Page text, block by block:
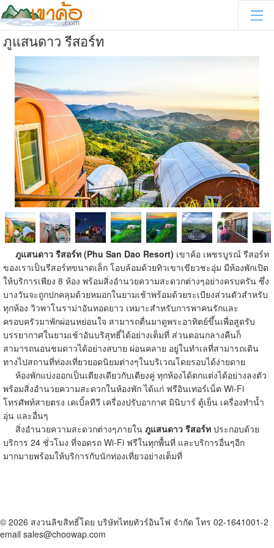
ภูแสนดาว รีสอร์ท
ภูแสนดาว รีสอร์ท (Phu San Dao Resort) เขาค้อ เพชรบูรณ์ รีสอร์ท
ของเราเป็นรีสอร์ทขนาดเล็ก โอบล้อมด้วยทิวเขาเขียวชะอุ่ม มีห้องพักเปิด
ให้บริการเพียง 8 ห้อง พร้อมสิ่งอำนวยความสะดวกต่างๆอย่างครบครัน ซึ่ง
บางวันจะถูกปกคลุมด้วยหมอกในยามเช้าพร้อมด้วยระเบียงส่วนตัวสำหรับ
ทุกห้อง วิวพาโนราม่าอันทอดยาว เหมาะสำหรับการพาคนรักและ
ครอบครัวมาพักผ่อนหย่อนใจ สามารถตื่นมาดูพระอาทิตย์ขึ้นเพื่อสูดรับ
บรรยากาศในยามเช้าอันบริสุทธิ์ได้อย่างเต็มที่ ส่วนตอนกลางคืนก็
สามารถนอนชมดาวได้อย่างสบาย ผ่อนคลาย อยู่ในทำเลที่สามารถเดิน
ทางไปสถานที่ท่องเที่ยวยอดนิยมต่างๆในบริเวณโดยรอบได้ง่ายดาย
ห้องพักแบ่งออกเป็นเตียงเดียวกับเตียงคู่ ทุกห้องได้ตกแต่งได้อย่างลงตัว
พร้อมสิ่งอำนวยความสะดวกในห้องพัก ได้แก่ ฟรีอินเทอร์เน็ต Wi-Fi
โทรศัพท์สายตรง เคเบิ้ลทีวี เครื่องปรับอากาศ มินิบาร์ ตู้เย็น เครื่องทำน้ำ
อุ่น และอื่นๆ
สิ่งอำนวยความสะดวกต่างๆภายใน ภูแสนดาว รีสอร์ท ประกอบด้วย
บริการ 24 ชั่วโมง ที่จอดรถ Wi-Fi ฟรีในทุกพื้นที่ และบริการอื่นๆอีก
มากมายพร้อมให้บริการกับนักท่องเที่ยวอย่างเต็มที่
© 2026 สงวนลิขสิทธิ์โดย บริษัทไทยทัวร์อินโฟ จำกัด โทร 02-1641001-2
email sales@choowap.com